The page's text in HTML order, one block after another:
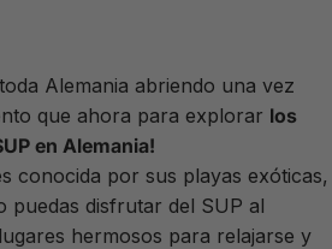
Alemania abriendo una vez
que ahora para explorar los
en Alemania!
conocida por sus playas exóticas,
puedas disfrutar del SUP al
hermosos para relajarse y